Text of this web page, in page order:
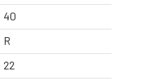
40
R
22